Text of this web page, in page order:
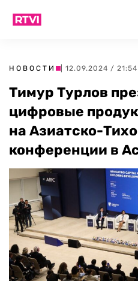
НОВОСТИ | 12.09.2024 / 21:54
Тимур Турлов
цифровые
на Азиатско-
конференции в